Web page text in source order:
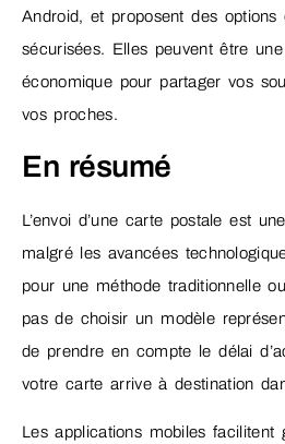
Android, et proposent des options
sécurisées. Elles peuvent être
économique pour partager vos
vos proches.
En résumé
L’envoi d’une carte postale est
malgré les avancées
pour une méthode traditionnelle
pas de choisir un modèle
de prendre en compte le délai
votre carte arrive à destination
Les applications mobiles facilitent